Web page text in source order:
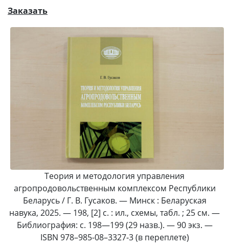
Заказать
Теория и методология управления
агропродовольственным комплексом Республики
Беларусь / Г. В. Гусаков. — Минск : Беларуская
навука, 2025. — 198, [2] с. : ил., схемы, табл. ; 25 см. —
Библиография: с. 198—199 (29 назв.). — 90 экз. —
ISBN 978–985-08–3327‑3 (в переплете)